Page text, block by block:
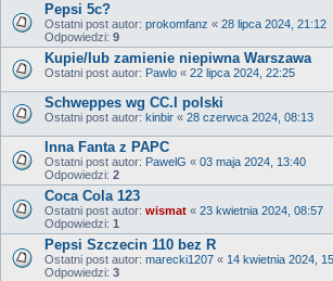
Pepsi 5c?
Ostatni post autor: prokomfanz « 28 lipca 2024, 21:12
Odpowiedzi: 9
Kupie/lub zamienie niepiwna Warszawa
Ostatni post autor: Pawlo « 22 lipca 2024, 22:25
Schweppes wg CC.I polski
Ostatni post autor: kinbir « 28 czerwca 2024, 08:13
Inna Fanta z PAPC
Ostatni post autor: PawelG « 03 maja 2024, 13:40
Odpowiedzi: 2
Coca Cola 123
Ostatni post autor: wismat « 23 kwietnia 2024, 08:57
Odpowiedzi: 1
Pepsi Szczecin 110 bez R
Ostatni post autor: marecki1207 « 14 kwietnia 2024,
Odpowiedzi: 3